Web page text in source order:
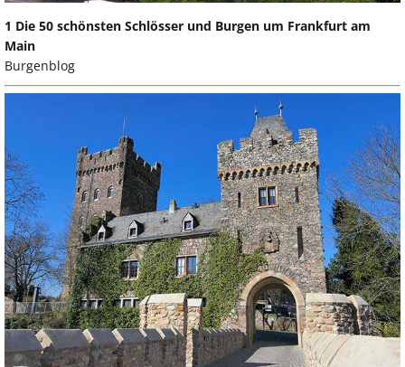
1 Die 50 schönsten Schlösser und Burgen um Frankfurt am
Main
Burgenblog